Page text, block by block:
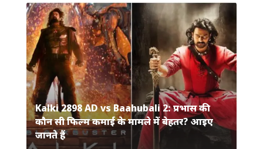
Kalki 2898 AD vs Baahubali 2: प्रभास की
कौन सी फिल्म कमाई के मामले में बेहतर? आइए
जानते हैं